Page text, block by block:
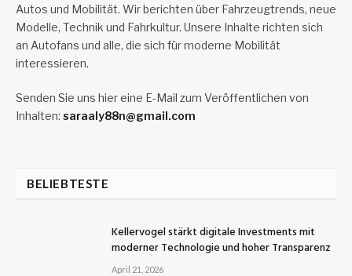
Autos und Mobilität. Wir berichten über Fahrzeugtrends, neue
Modelle, Technik und Fahrkultur. Unsere Inhalte richten sich
an Autofans und alle, die sich für moderne Mobilität
interessieren.
Senden Sie uns hier eine E-Mail zum Veröffentlichen von
Inhalten: saraaly88n@gmail.com
BELIEBTESTE
Kellervogel stärkt digitale Investments mit
moderner Technologie und hoher Transparenz
April 21, 2026